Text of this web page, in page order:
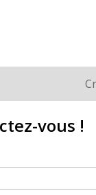
vous !